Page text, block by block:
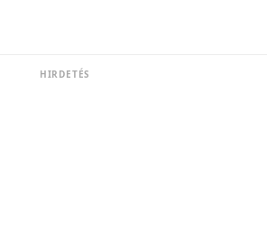
HIRDETÉS